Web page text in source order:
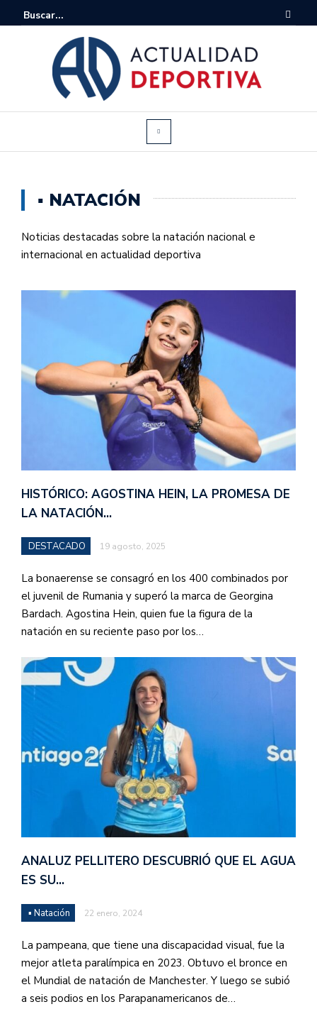
▪ NATACIÓN
Noticias destacadas sobre la natación nacional e
internacional en actualidad deportiva
HISTÓRICO: AGOSTINA HEIN, LA PROMESA DE
LA NATACIÓN…
DESTACADO 19 agosto, 2025
La bonaerense se consagró en los 400 combinados por
el juvenil de Rumania y superó la marca de Georgina
Bardach. Agostina Hein, quien fue la figura de la
natación en su reciente paso por los…
ANALUZ PELLITERO DESCUBRIÓ QUE EL AGUA
ES SU…
▪ Natación 22 enero, 2024
La pampeana, que tiene una discapacidad visual, fue la
mejor atleta paralímpica en 2023. Obtuvo el bronce en
el Mundial de natación de Manchester. Y luego se subió
a seis podios en los Parapanamericanos de…